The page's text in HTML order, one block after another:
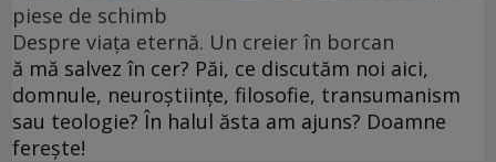
piese de schimb
Despre viața eternă. Un creier în borcan
ă mă salvez în cer? Păi, ce discutăm noi aici,
domnule, neuroștiințe, filosofie, transumanism
sau teologie? În halul ăsta am ajuns? Doamne
ferește!